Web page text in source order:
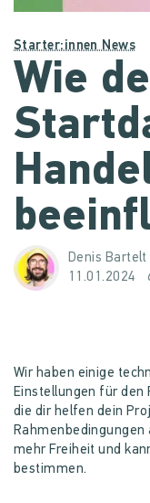
Starter:innen News
Wie
Denis Bartelt
11.01.2024
Wir haben einige
Einstellungen für den
die dir helfen dein
Rahmenbedingungen
mehr Freiheit und
bestimmen.